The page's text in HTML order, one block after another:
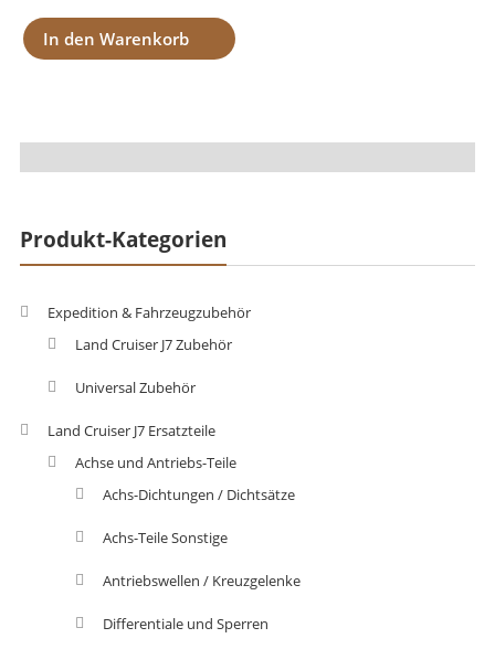
In den Warenkorb
Produkt-Kategorien
Expedition & Fahrzeugzubehör
Land Cruiser J7 Zubehör
Universal Zubehör
Land Cruiser J7 Ersatzteile
Achse und Antriebs-Teile
Achs-Dichtungen / Dichtsätze
Achs-Teile Sonstige
Antriebswellen / Kreuzgelenke
Differentiale und Sperren